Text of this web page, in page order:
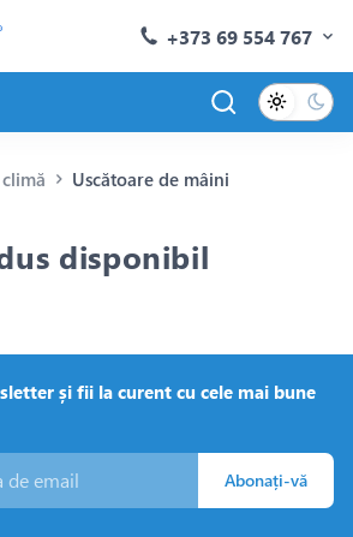
+373 69 554 767
Uscătoare de mâini
disponibil
și fii la curent cu cele mai bune
Abonați-vă